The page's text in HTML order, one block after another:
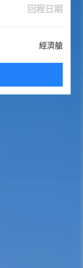
回程日期
經濟艙